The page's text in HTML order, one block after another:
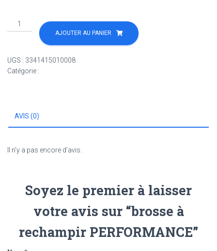
quantité
de
rechampir
PERFORMANCE
AJOUTER AU PANIER
UGS : 3341415010008
Catégorie :
AVIS (0)
Il n’y a pas encore d’avis.
Soyez le premier à laisser
votre avis sur “brosse à
rechampir PERFORMANCE”